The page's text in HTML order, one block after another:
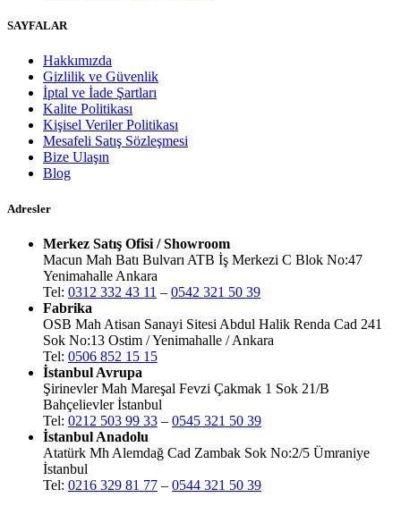
SAYFALAR
Hakkımızda
Gizlilik ve Güvenlik
İptal ve İade Şartları
Kalite Politikası
Kişisel Veriler Politikası
Mesafeli Satış Sözleşmesi
Bize Ulaşın
Blog
Adresler
Merkez Satış Ofisi / Showroom
Macun Mah Batı Bulvarı ATB İş Merkezi C Blok No:47
Yenimahalle Ankara
Tel: 0312 332 43 11 – 0542 321 50 39
Fabrika
OSB Mah Atisan Sanayi Sitesi Abdul Halik Renda Cad 241
Sok No:13 Ostim / Yenimahalle / Ankara
Tel: 0506 852 15 15
İstanbul Avrupa
Şirinevler Mah Mareşal Fevzi Çakmak 1 Sok 21/B
Bahçelievler İstanbul
Tel: 0212 503 99 33 – 0545 321 50 39
İstanbul Anadolu
Atatürk Mh Alemdağ Cad Zambak Sok No:2/5 Ümraniye
İstanbul
Tel: 0216 329 81 77 – 0544 321 50 39